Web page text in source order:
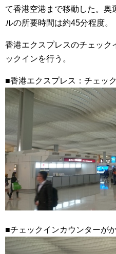
て香港空港まで移動した。奥
ルの所要時間は約45分程度。
香港エクスプレスのチェック
ックインを行う。
■香港エクスプレス：チェッ
■チェックインカウンターが